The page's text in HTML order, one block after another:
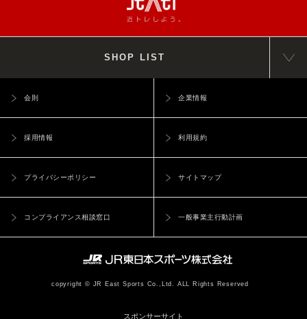
SHOP LIST
copyright © JR East Sports Co.,Ltd. ALL Rights Reserved
会則 企業情報
採用情報 利用規約
プライバシーポリシー サイトマップ
コンプライアンス相談窓口 一般事業主行動計画
スポンサーサイト